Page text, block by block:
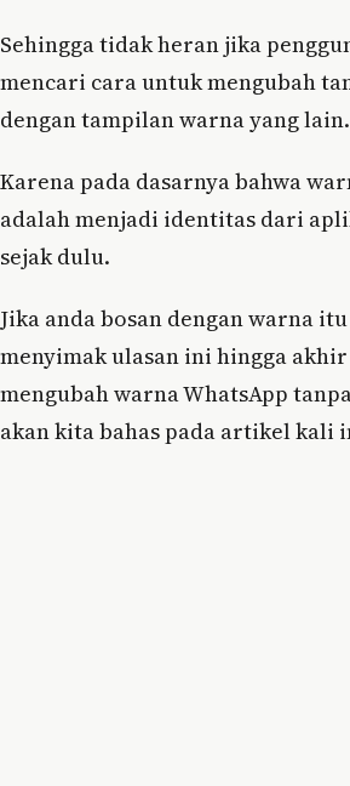
Sehingga tidak heran jika
mencari cara untuk mengubah
dengan tampilan warna yang lain.
Karena pada dasarnya bahwa
adalah menjadi identitas dari
sejak dulu.
Jika anda bosan dengan warna
menyimak ulasan ini hingga
mengubah warna WhatsApp
akan kita bahas pada artikel kali